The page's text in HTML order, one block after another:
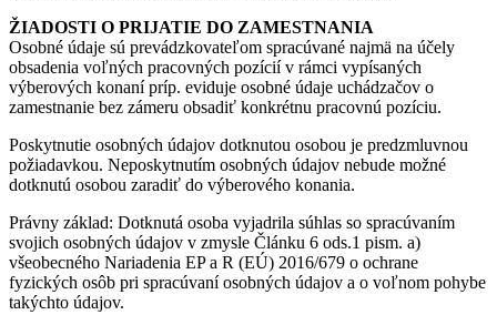
ŽIADOSTI O PRIJATIE DO ZAMESTNANIA
Osobné údaje sú prevádzkovateľom spracúvané najmä na účely
obsadenia voľných pracovných pozícií v rámci vypísaných
výberových konaní príp. eviduje osobné údaje uchádzačov o
zamestnanie bez zámeru obsadiť konkrétnu pracovnú pozíciu.
Poskytnutie osobných údajov dotknutou osobou je predzmluvnou
požiadavkou. Neposkytnutím osobných údajov nebude možné
dotknutú osobou zaradiť do výberového konania.
Právny základ: Dotknutá osoba vyjadrila súhlas so spracúvaním
svojich osobných údajov v zmysle Článku 6 ods.1 pism. a)
všeobecného Nariadenia EP a R (EÚ) 2016/679 o ochrane
fyzických osôb pri spracúvaní osobných údajov a o voľnom pohybe
takýchto údajov.